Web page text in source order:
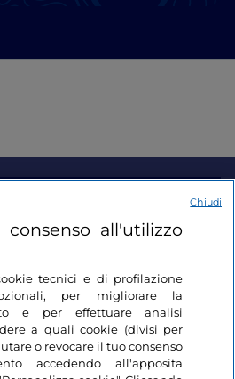
consenso all'utilizzo
tecnici e di profilazione
per migliorare la
e per effettuare analisi
a quali cookie (divisi per
o revocare il tuo consenso
accedendo all'apposita
Chiudi